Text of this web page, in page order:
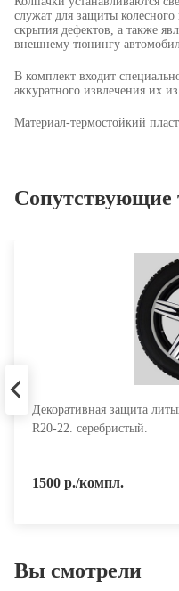
служат для защиты
скрытия дефектов, а также
внешнему тюнингу
В комплект входит
аккуратного извлечения их
Материал-термостойкий
Сопутствующие
Декоративная защита
R20-22. серебристый.
1500 р./компл.
Вы смотрели